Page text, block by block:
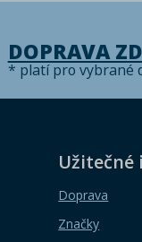
DOPRAVA
* platí pro vybrané
Doprava
Značky